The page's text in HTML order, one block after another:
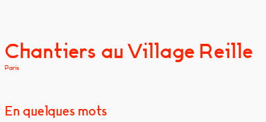
Chantiers au Village Reille
Paris
En quelques mots